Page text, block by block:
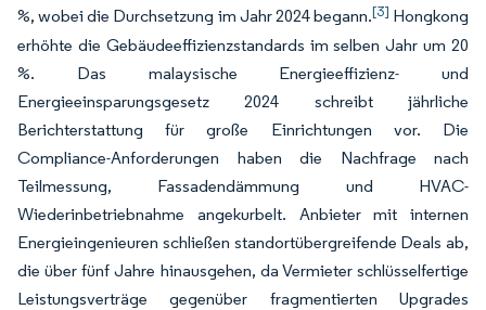
%, wobei die Durchsetzung im Jahr 2024 begann.[3] Hongkong
erhöhte die Gebäudeeffizienzstandards im selben Jahr um 20
%. Das malaysische Energieeffizienz- und
Energieeinsparungsgesetz 2024 schreibt jährliche
Berichterstattung für große Einrichtungen vor. Die
Compliance-Anforderungen haben die Nachfrage nach
Teilmessung, Fassadendämmung und HVAC-
Wiederinbetriebnahme angekurbelt. Anbieter mit internen
Energieingenieuren schließen standortübergreifende Deals ab,
die über fünf Jahre hinausgehen, da Vermieter schlüsselfertige
Leistungsverträge gegenüber fragmentierten Upgrades